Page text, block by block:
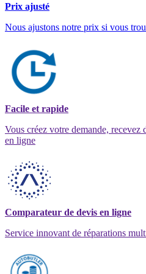
Prix ajusté
Nous ajustons notre prix si vous
Facile et rapide
Vous créez votre demande, recevez
en ligne
Comparateur de devis en ligne
Service innovant de réparations